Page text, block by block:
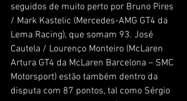
seguidos de muito perto por Bruno Pires
/ Mark Kastelic (Mercedes-AMG GT4 da
Lema Racing), que somam 93. José
Cautela / Lourenço Monteiro (McLaren
Artura GT4 da McLaren Barcelona – SMC
Motorsport) estão também dentro da
disputa com 87 pontos, tal como Sérgio